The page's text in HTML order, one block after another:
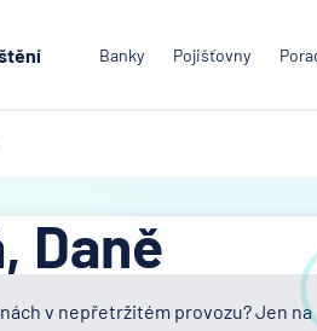
Banky Pojišťovny
Daně
v nepřetržitém provozu? Jen na